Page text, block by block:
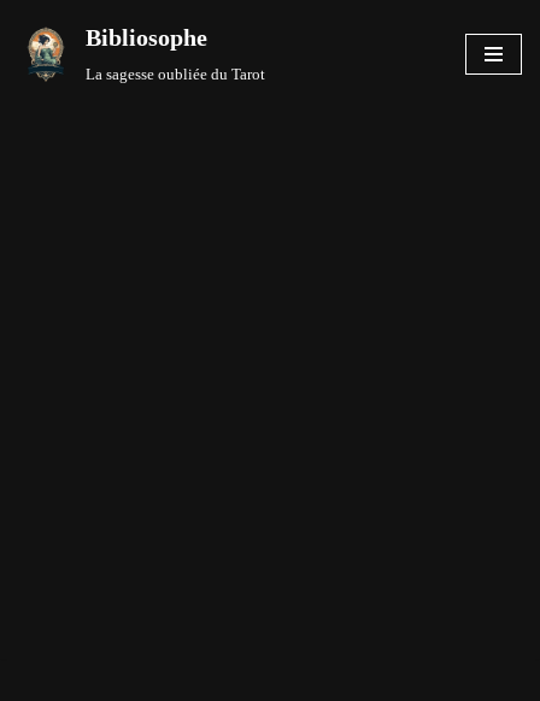
Aller
Bibliosophe
La sagesse oubliée du Tarot